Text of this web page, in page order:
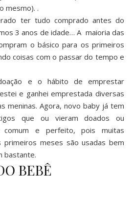
mesmo). .
ter tudo comprado antes do
3 anos de idade… A maioria das
o básico para os primeiros
coisas com o passar do tempo e
e o hábito de emprestar
e ganhei emprestada diversas
meninas. Agora, novo baby já tem
que ou vieram doados ou
comum e perfeito, pois muitas
primeiros meses são usadas bem
bastante.
BEBÊ